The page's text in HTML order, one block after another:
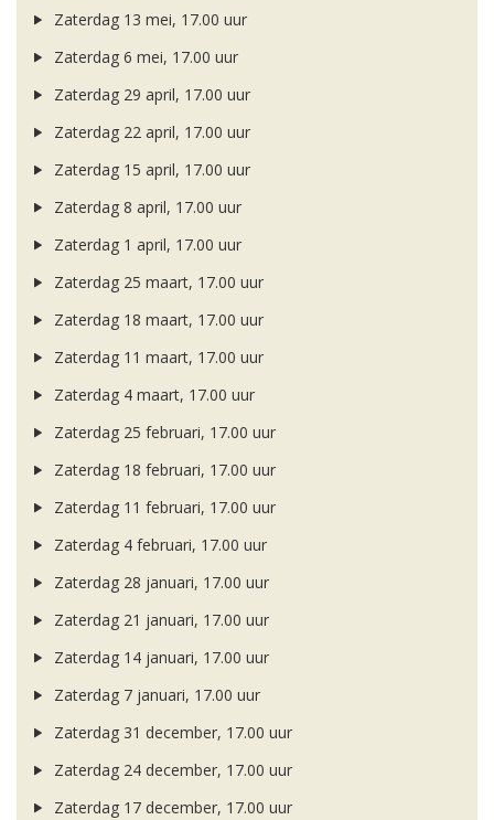
Zaterdag 13 mei, 17.00 uur
Zaterdag 6 mei, 17.00 uur
Zaterdag 29 april, 17.00 uur
Zaterdag 22 april, 17.00 uur
Zaterdag 15 april, 17.00 uur
Zaterdag 8 april, 17.00 uur
Zaterdag 1 april, 17.00 uur
Zaterdag 25 maart, 17.00 uur
Zaterdag 18 maart, 17.00 uur
Zaterdag 11 maart, 17.00 uur
Zaterdag 4 maart, 17.00 uur
Zaterdag 25 februari, 17.00 uur
Zaterdag 18 februari, 17.00 uur
Zaterdag 11 februari, 17.00 uur
Zaterdag 4 februari, 17.00 uur
Zaterdag 28 januari, 17.00 uur
Zaterdag 21 januari, 17.00 uur
Zaterdag 14 januari, 17.00 uur
Zaterdag 7 januari, 17.00 uur
Zaterdag 31 december, 17.00 uur
Zaterdag 24 december, 17.00 uur
Zaterdag 17 december, 17.00 uur